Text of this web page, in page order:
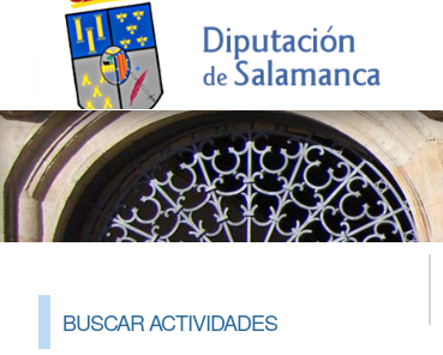
BUSCAR ACTIVIDADES